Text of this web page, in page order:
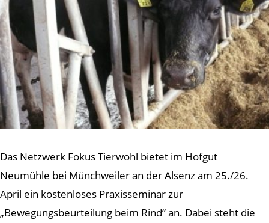
Das Netzwerk Fokus Tierwohl bietet im Hofgut
Neumühle bei Münchweiler an der Alsenz am 25./26.
April ein kostenloses Praxisseminar zur
„Bewegungsbeurteilung beim Rind“ an. Dabei steht die